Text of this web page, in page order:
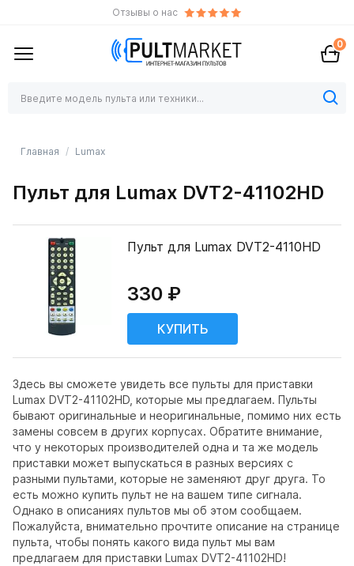
Отзывы о нас
0
Главная Lumax
Пульт для Lumax DVT2-41102HD
Здесь вы сможете увидеть все пульты для приставки
Lumax DVT2-41102HD, которые мы предлагаем. Пульты
бывают оригинальные и неоригинальные, помимо них есть
замены совсем в других корпусах. Обратите внимание,
что у некоторых производителей одна и та же модель
приставки может выпускаться в разных версиях с
разными пультами, которые не заменяют друг друга. То
есть можно купить пульт не на вашем типе сигнала.
Однако в описаниях пультов мы об этом сообщаем.
Пожалуйста, внимательно прочтите описание на странице
пульта, чтобы понять какого вида пульт мы вам
предлагаем для приставки Lumax DVT2-41102HD!
Пульт для Lumax DVT2-4110HD
330 ₽